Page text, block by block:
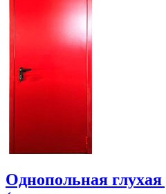
Однопольная глухая